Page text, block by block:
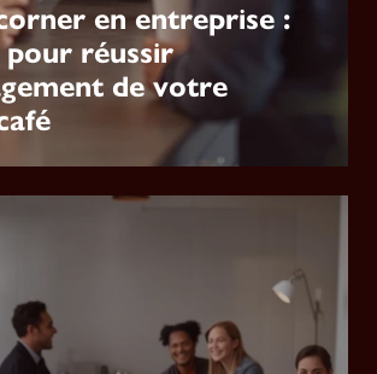
en entreprise :
pour réussir
de votre